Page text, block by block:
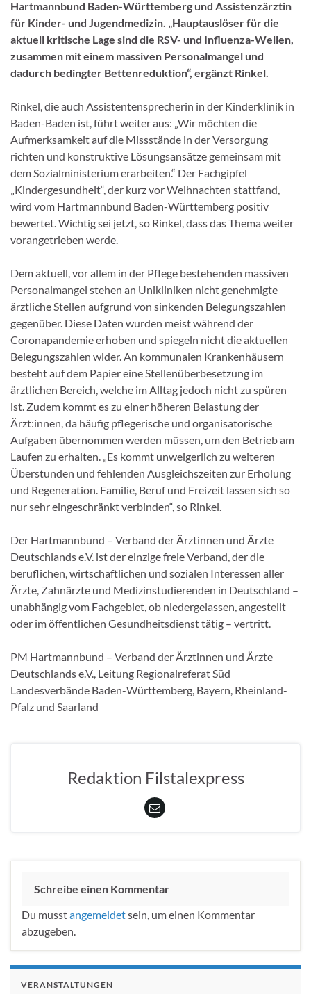
Hartmannbund Baden-Württemberg und Assistenzärztin
für Kinder- und Jugendmedizin. „Hauptauslöser für die
aktuell kritische Lage sind die RSV- und Influenza-Wellen,
zusammen mit einem massiven Personal­mangel und
dadurch bedingter Bettenreduktion“, ergänzt Rinkel.
Rinkel, die auch Assistentensprecherin in der Kinderklinik in
Baden-Baden ist, führt weiter aus: „Wir möchten die
Aufmerksamkeit auf die Missstände in der Versorgung
richten und konstruktive Lösungsansätze gemeinsam mit
dem Sozialministerium erarbeiten.“ Der Fachgipfel
„Kindergesundheit“, der kurz vor Weihnachten stattfand,
wird vom Hartmannbund Baden-Württemberg positiv
bewertet. Wichtig sei jetzt, so Rinkel, dass das Thema weiter
vorangetrieben werde.
Dem aktuell, vor allem in der Pflege bestehenden massiven
Personalmangel stehen an Unikliniken nicht genehmigte
ärztliche Stellen aufgrund von sinkenden Belegungszahlen
gegenüber. Diese Daten wurden meist während der
Coronapandemie erhoben und spiegeln nicht die aktuellen
Belegungszahlen wider. An kommunalen Krankenhäusern
besteht auf dem Papier eine Stellenüberbesetzung im
ärztlichen Bereich, welche im Alltag jedoch nicht zu spüren
ist. Zudem kommt es zu einer höheren Belastung der
Ärzt:innen, da häufig pflegerische und organisatorische
Aufgaben übernommen werden müssen, um den Betrieb am
Laufen zu erhalten. „Es kommt unweigerlich zu weiteren
Überstunden und fehlenden Ausgleichszeiten zur Erholung
und Regeneration. Familie, Beruf und Freizeit lassen sich so
nur sehr eingeschränkt verbinden“, so Rinkel.
Der Hartmannbund – Verband der Ärztinnen und Ärzte
Deutschlands e.V. ist der einzige freie Verband, der die
beruflichen, wirtschaftlichen und sozialen Interessen aller
Ärzte, Zahnärzte und Medizinstudierenden in Deutschland –
unabhängig vom Fachgebiet, ob niedergelassen, angestellt
oder im öffentlichen Gesundheitsdienst tätig – vertritt.
PM Hartmannbund – Verband der Ärztinnen und Ärzte
Deutschlands e.V., Leitung Regionalreferat Süd
Landesverbände Baden-Württemberg, Bayern, Rheinland-
Pfalz und Saarland
Redaktion Filstalexpress
Schreibe einen Kommentar
Du musstangemeldetsein, um einen Kommentar
abzugeben.
VERANSTALTUNGEN